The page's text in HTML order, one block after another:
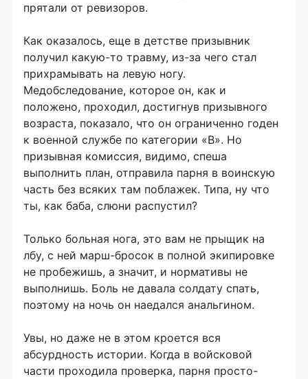
прятали от ревизоров.
Как оказалось, еще в детстве призывник
получил какую-то травму, из-за чего стал
прихрамывать на левую ногу.
Медобследование, которое он, как и
положено, проходил, достигнув призывного
возраста, показало, что он ограниченно годен
к военной службе по категории «В». Но
призывная комиссия, видимо, спеша
выполнить план, отправила парня в воинскую
часть без всяких там поблажек. Типа, ну что
ты, как баба, слюни распустил?
Только больная нога, это вам не прыщик на
лбу, с ней марш-бросок в полной экипировке
не пробежишь, а значит, и нормативы не
выполнишь. Боль не давала солдату спать,
поэтому на ночь он наедался анальгином.
Увы, но даже не в этом кроется вся
абсурдность истории. Когда в войсковой
части проходила проверка, парня просто-